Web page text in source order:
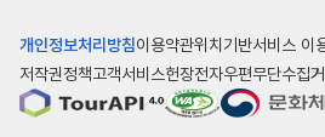
개인정보처리방침이용약관위치기반서비스 이
저작권정책고객서비스헌장전자우편무단수집